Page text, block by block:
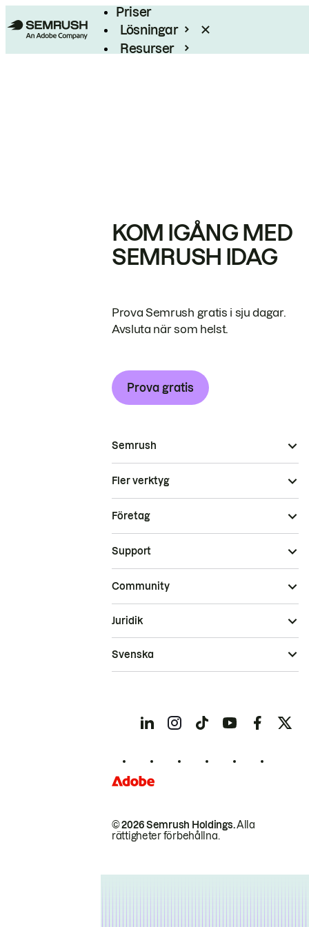
Priser
Lösningar
Resurser
KOM IGÅNG MED
SEMRUSH IDAG
Prova Semrush gratis i sju dagar.
Avsluta när som helst.
Prova gratis
Semrush
Fler verktyg
Företag
Support
Community
© 2026 Semrush Holdings.Alla
rättigheter förbehållna.
Juridik
Svenska